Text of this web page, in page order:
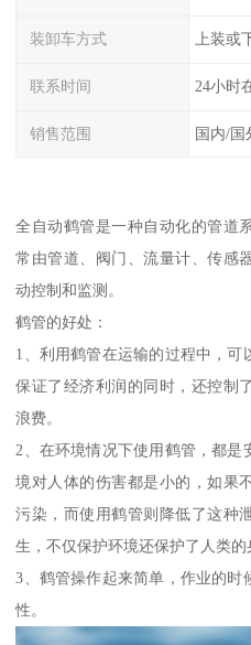
装卸车方式 上装或
联系时间 24小时
销售范围 国内/国
全自动鹤管是一种自动化的管道
常由管道、阀门、流量计、传感
动控制和监测。
鹤管的好处：
1、利用鹤管在运输的过程中，可
保证了经济利润的同时，还控制
浪费。
2、在环境情况下使用鹤管，都
境对人体的伤害都是小的，如果
污染，而使用鹤管则降低了这种
生，不仅保护环境还保护了人类的
3、鹤管操作起来简单，作业的时
性。